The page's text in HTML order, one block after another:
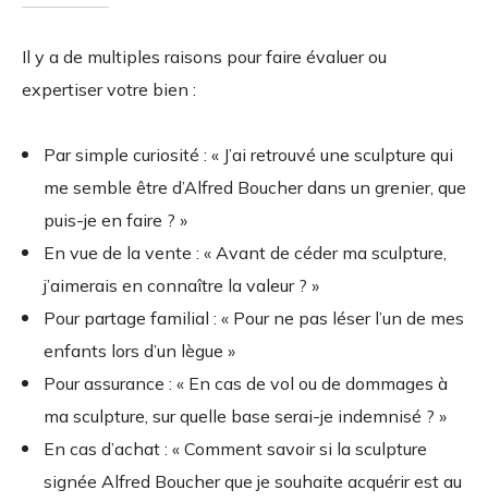
Il y a de multiples raisons pour faire évaluer ou
expertiser votre bien :
Par simple curiosité : « J’ai retrouvé une sculpture qui
me semble être d’Alfred Boucher dans un grenier, que
puis-je en faire ? »
En vue de la vente : « Avant de céder ma sculpture,
j’aimerais en connaître la valeur ? »
Pour partage familial : « Pour ne pas léser l’un de mes
enfants lors d’un lègue »
Pour assurance : « En cas de vol ou de dommages à
ma sculpture, sur quelle base serai-je indemnisé ? »
En cas d’achat : « Comment savoir si la sculpture
signée Alfred Boucher que je souhaite acquérir est au